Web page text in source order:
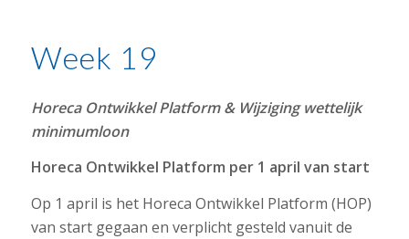
Week 19
Horeca Ontwikkel Platform & Wijziging wettelijk
minimumloon
Horeca Ontwikkel Platform per 1 april van start
Op 1 april is het Horeca Ontwikkel Platform (HOP)
van start gegaan en verplicht gesteld vanuit de